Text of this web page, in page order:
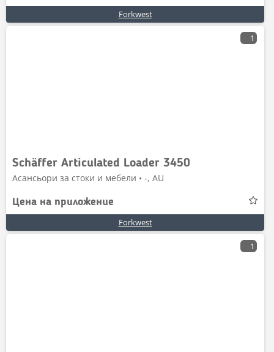
Forkwest
1
Schäffer Articulated Loader 3450
Асансьори за стоки и мебели • -, AU
Цена на приложение
Forkwest
1